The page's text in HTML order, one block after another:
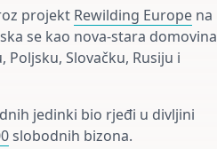
projekt Rewilding Europe na
se kao nova-stara domovina
Slovačku, Rusiju i
jedinki bio rjeđi u divljini
slobodnih bizona.